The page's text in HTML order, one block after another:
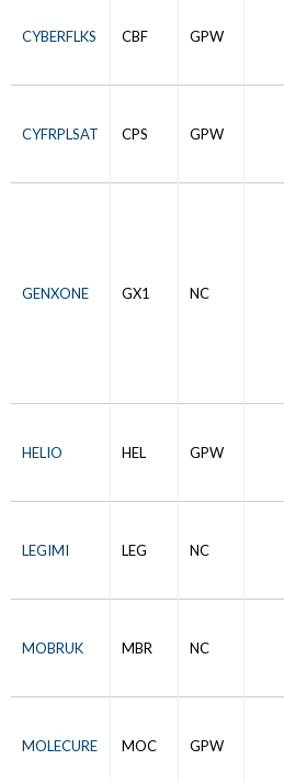
CYBERFLKS CBF GPW
CYFRPLSAT CPS GPW
GENXONE GX1 NC
HELIO HEL GPW
LEGIMI LEG NC
MOBRUK MBR NC
MOLECURE MOC GPW